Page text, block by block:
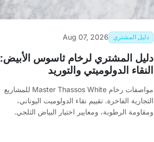
دليل المشتري Aug 07, 2026
دليل المشتري لرخام ثاسوس الأبيض:
النقاء الدولوميتي والتوريد
مواصفات رخام Master Thassos White للمشاريع
التجارية الفاخرة. تقييم نقاء الدولوميت اليوناني،
ومقاومة الرطوبة، ومعايير اختيار البياض الثلجي.